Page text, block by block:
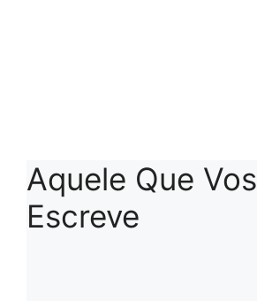
Aquele Que Vos
Escreve